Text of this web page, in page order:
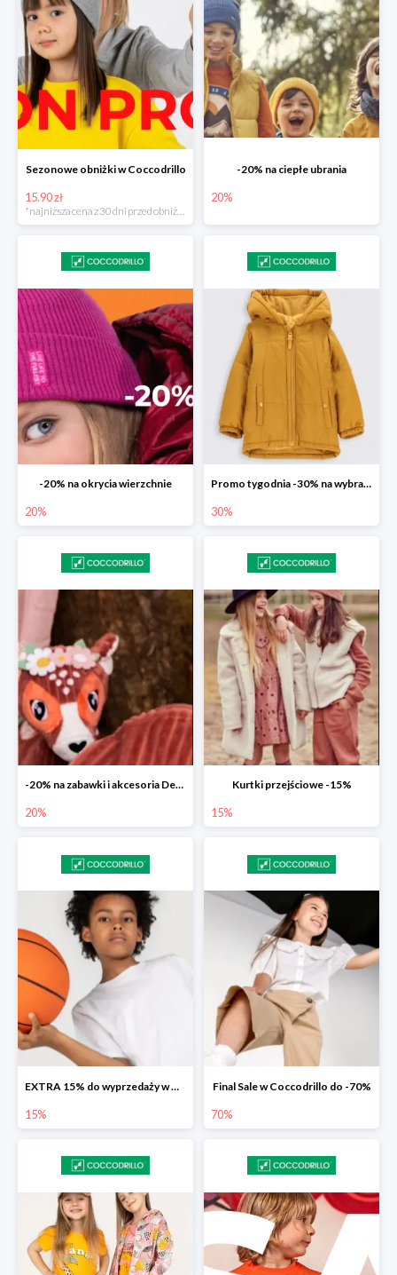
Sezonowe obniżki w Coccodrillo
15.90 zł
-20% na ciepłe ubrania
20%
-20% na okrycia wierzchnie
20%
Promo tygodnia -30% na wybrane modele
30%
-20% na zabawki i akcesoria Deglingos
20%
Kurtki przejściowe -15%
15%
EXTRA 15% do wyprzedaży w Coccodrillo
15%
Final Sale w Coccodrillo do -70%
70%